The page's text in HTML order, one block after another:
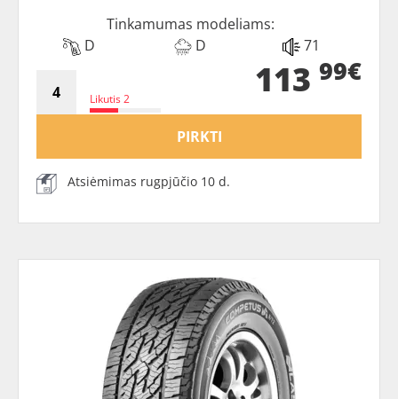
Tinkamumas modeliams:
D
D 71
Likutis 2 113 99€
PIRKTI
Atsiėmimas rugpjūčio 10 d.